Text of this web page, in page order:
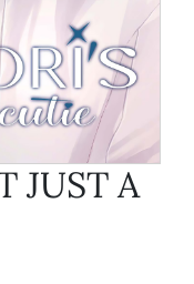
JUST A